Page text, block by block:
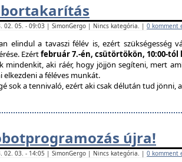
02. 05. - 09:03 | SimonGergo | Nincs kategória. | 0 komment
elindul a tavaszi félév is, ezért szükségesség
Ezértfebruár 7.-én, csütörtökön, 10:00-
mindenkit, aki ráér, hogy jöjjön segíteni, mert
elkezdeni a féléves munkát.
sok a tennivaló, ezért aki csak délután tud jönni,
újra!
02. 03. - 14:05 | SimonGergo | Nincs kategória. | 0 komment